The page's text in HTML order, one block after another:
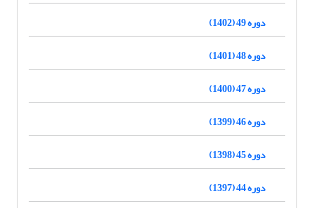
دوره 49 (1402)
دوره 48 (1401)
دوره 47 (1400)
دوره 46 (1399)
دوره 45 (1398)
دوره 44 (1397)